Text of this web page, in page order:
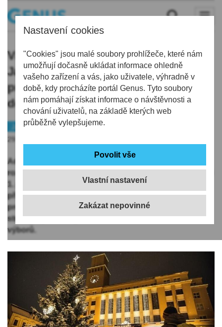
Nastavení cookies
"Cookies" jsou malé soubory prohlížeče, které nám
umožňují dočasně ukládat informace ohledně
vašeho zařízení a vás, jako uživatele, výhradně v
době, kdy procházíte portál Genus. Tyto soubory
nám pomáhají získat informace o návštěvnosti a
chování uživatelů, na základě kterých web
průběžně vylepšujeme.
Vlastní nastavení
Vánoční strom před radnicí v
Jablonci se rozsvítí v neděli 1.
prosince, připravený je bohatý
doprovodný program
Jablonecko
Tip
29.11.2024 | 18:37
Adventní období v Jablonci nad Nisou tradičně zahájí
rozsvícení vánočního stromu před radnicí, a to v neděli
1. prosince v 17 hodin. Než k tomu ale dojde, je
připravený pro celé rodiny bohatý doprovodný
program. A kromě toho městského se rozsvítí také
stromy v jednotlivých částech města v režii osadních
výborů.